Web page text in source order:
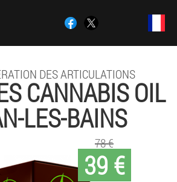
DES ARTICULATIONS
CANNABIS OIL
LES-BAINS
39 €
78 €